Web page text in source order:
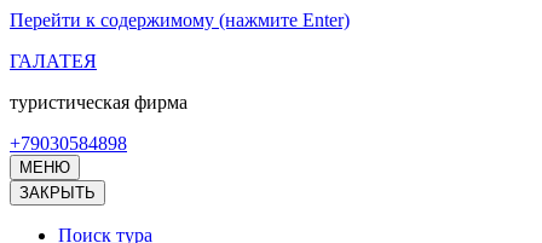
Перейти к содержимому (нажмите Enter)
ГАЛАТЕЯ
туристическая фирма
+79030584898
МЕНЮ
ЗАКРЫТЬ
Поиск тура